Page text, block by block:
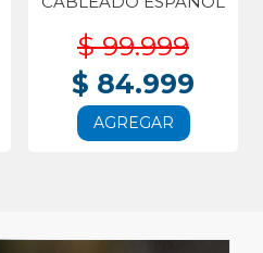
$ 99.999
$ 84.999
AGREGAR